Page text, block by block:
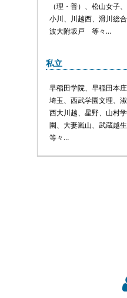
（理・普）、松山女子
小川、川越西、滑川総
波大附坂戸 等々…
私立
早稲田学院、早稲田本
埼玉、西武学園文理、
西大川越、星野、山村
園、大妻嵐山、武蔵越
等々…